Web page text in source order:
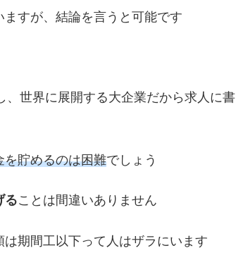
すが、結論を言うと可能です
世界に展開する大企業だから求人に書
を貯めるのは困難でしょう
ることは間違いありません
期間工以下って人はザラにいます